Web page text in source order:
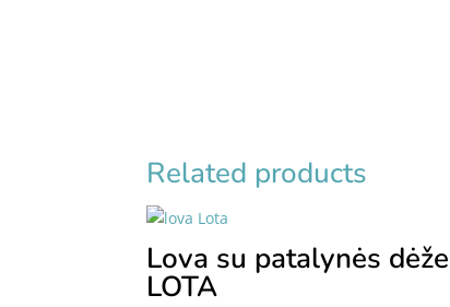
Related products
Lova su patalynės dėže
LOTA